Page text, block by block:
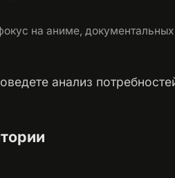
на аниме,
анализ